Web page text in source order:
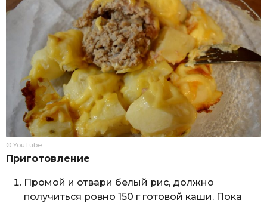
© YouTube
Приготовление
Промой и отвари белый рис, должно
получиться ровно 150 г готовой каши. Пока